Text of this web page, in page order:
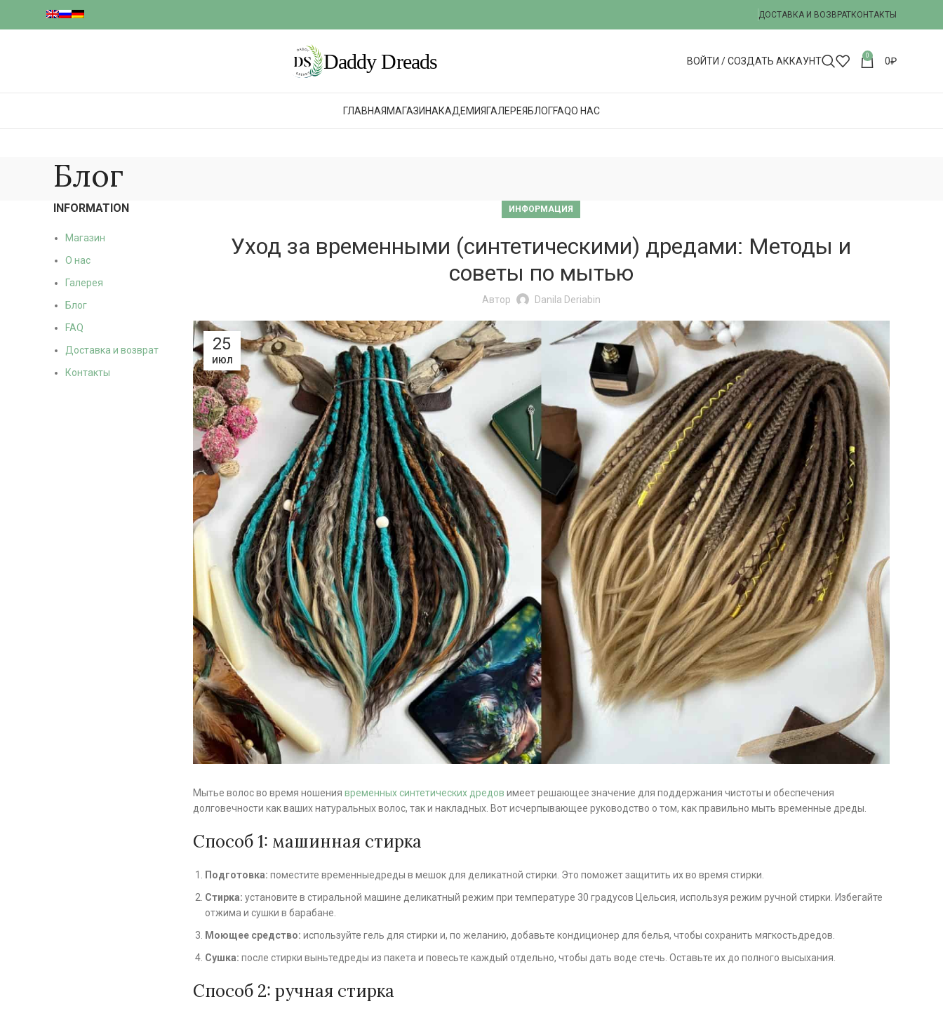
ДОСТАВКА И ВОЗВРАТКОНТАКТЫ
ВОЙТИ / СОЗДАТЬ АККАУНТ 0 0₽
ГЛАВНАЯ МАГАЗИНАКАДЕМИЯ ГАЛЕРЕЯ БЛОГFAQО НАС
Блог
ИНФОРМАЦИЯ
Уход за временными (синтетическими) дредами: Методы и
советы по мытью
Автор Danila Deriabin
25
ИЮЛ
Мытье волос во время ношения временных синтетических дредов имеет решающее значение для поддержания чистоты и обеспечения
долговечности как ваших натуральных волос, так и накладных. Вот исчерпывающее руководство о том, как правильно мыть временные дреды.
Способ 1: машинная стирка
Подготовка: поместите временныедреды в мешок для деликатной стирки. Это поможет защитить их во время стирки.
Стирка: установите в стиральной машине деликатный режим при температуре 30 градусов Цельсия, используя режим ручной стирки. Избегайте
отжима и сушки в барабане.
Моющее средство: используйте гель для стирки и, по желанию, добавьте кондиционер для белья, чтобы сохранить мягкостьдредов.
Сушка: после стирки выньтедреды из пакета и повесьте каждый отдельно, чтобы дать воде стечь. Оставьте их до полного высыхания.
Способ 2: ручная стирка
INFORMATION
Магазин
О нас
Галерея
Блог
FAQ
Доставка и возврат
Контакты